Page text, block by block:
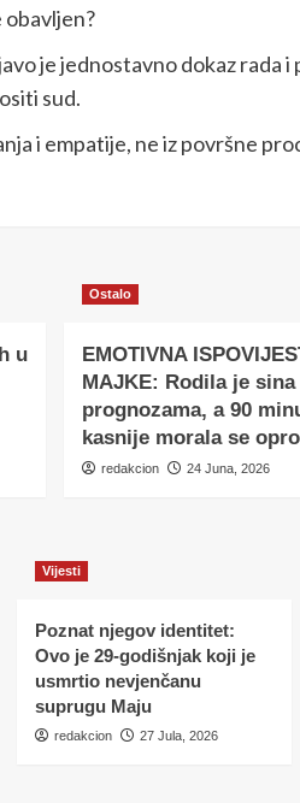
obavljen?
je jednostavno dokaz rada
sud.
i empatije, ne iz površne
u
Ostalo
EMOTIVNA
MAJKE: Rodila je
prognozama, a 90
kasnije morala se
redakcion 24 Juna, 2026
Vijesti
Poznat njegov identitet:
Ovo je 29-godišnjak koji je
usmrtio nevjenčanu
suprugu Maju
redakcion 27 Jula, 2026